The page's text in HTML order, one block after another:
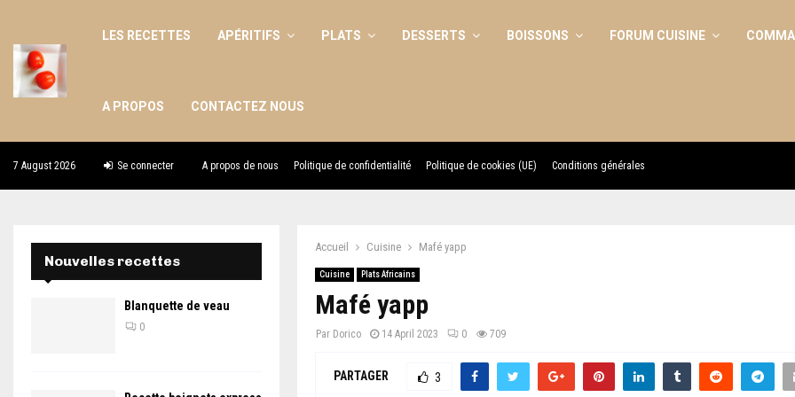
LES RECETTES APÉRITIFS PLATS DESSERTS BOISSONS FORUM CUISINE
A PROPOS CONTACTEZ NOUS
7 August 2026 Se connecter A propos de nous Politique de confidentialité Politique de cookies (UE) Conditions générales
Accueil Cuisine Mafé yapp
Cuisine Plats Africains
Mafé yapp
Par Dorico 14 April 2023 0 709
PARTAGER 3
Nouvelles recettes
Blanquette de veau
0